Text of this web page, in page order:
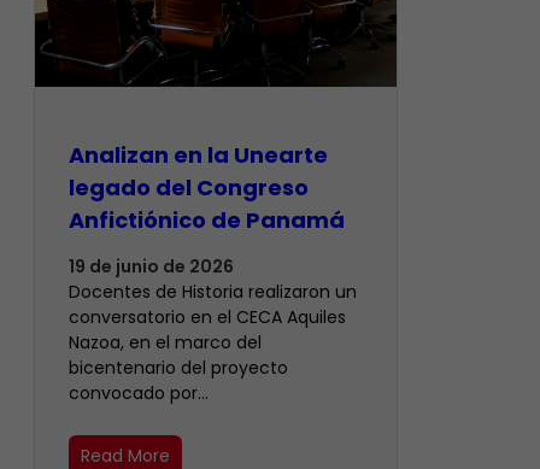
Analizan en la Unearte
legado del Congreso
Anfictiónico de Panamá
19 de junio de 2026
Docentes de Historia realizaron un
conversatorio en el CECA Aquiles
Nazoa, en el marco del
bicentenario del proyecto
convocado por…
Read More